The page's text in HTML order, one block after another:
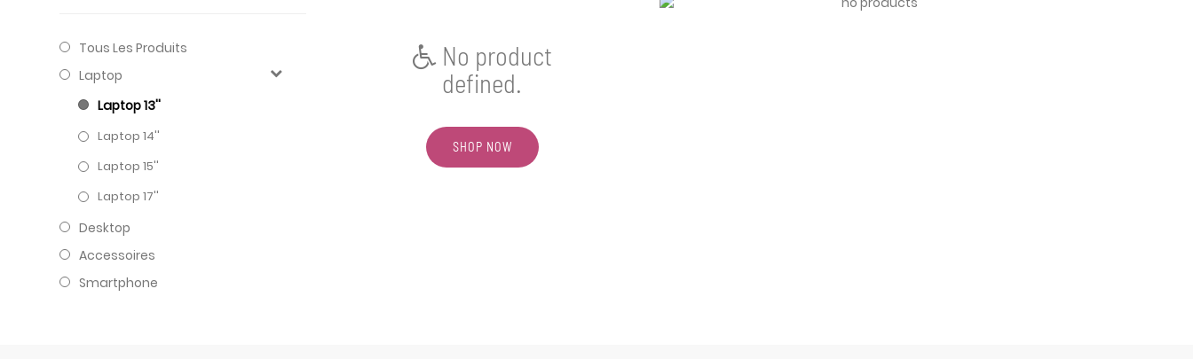
Tous Les Produits
Laptop
Laptop 13''
Laptop 14''
Laptop 15''
Laptop 17''
Desktop
Accessoires
Smartphone
No product
defined.
SHOP NOW